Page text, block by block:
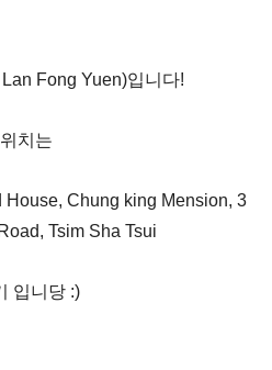
Lan Fong Yuen)입니다!
위치는
House, Chung king Mension, 3
Tsim Sha Tsui
입니당 :)